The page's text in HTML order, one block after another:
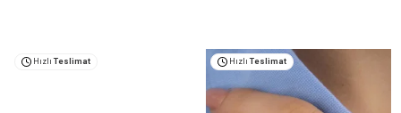
Hızlı Teslimat Hızlı Teslimat